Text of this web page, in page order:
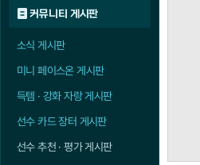
커뮤니티 게시판
소식 게시판
미니 페이스온 게시판
득템 · 강화 자랑 게시판
선수 카드 장터 게시판
선수 추천 · 평가 게시판